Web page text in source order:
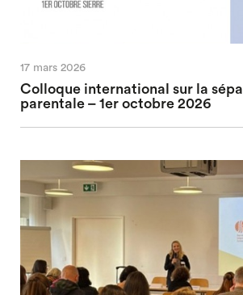
17 mars 2026
Colloque international sur la
parentale – 1er octobre 2026